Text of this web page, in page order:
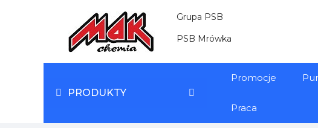
Grupa PSB
PSB Mrówka
PRODUKTY
Promocje
Praca